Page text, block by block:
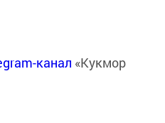
канал «Кукмор